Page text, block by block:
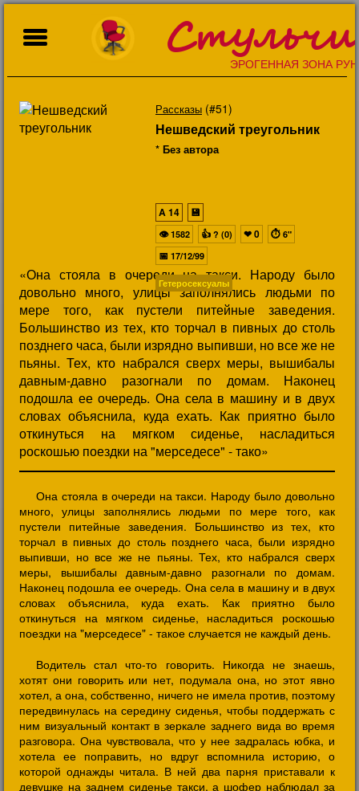
ЭРОГЕННАЯ ЗОНА
Рассказы (#51)
Нешведский треугольник
* Без автора
«Она стояла в очереди на такси. Народу было
довольно много, улицы заполнялись людьми по
мере того, как пустели питейные заведения.
Большинство из тех, кто торчал в пивных до столь
позднего часа, были изрядно выпивши, но все же не
пьяны. Тех, кто набрался сверх меры, вышибалы
давным-давно разогнали по домам. Наконец
подошла ее очередь. Она села в машину и в двух
словах объяснила, куда ехать. Как приятно было
откинуться на мягком сиденье, насладиться
роскошью поездки на "мерседесе" - тако»
A14
💾
👁1582 👍 ? (0) ❤0 ⏱ 6"
📅 17/12/99
Гетеросексуалы
Она стояла в очереди на такси. Народу было довольно
много, улицы заполнялись людьми по мере того, как
пустели питейные заведения. Большинство из тех, кто
торчал в пивных до столь позднего часа, были изрядно
выпивши, но все же не пьяны. Тех, кто набрался сверх
меры, вышибалы давным-давно разогнали по домам.
Наконец подошла ее очередь. Она села в машину и в двух
словах объяснила, куда ехать. Как приятно было
откинуться на мягком сиденье, насладиться роскошью
поездки на "мерседесе" - такое случается не каждый день.
Водитель стал что-то говорить. Никогда не знаешь,
хотят они говорить или нет, подумала она, но этот явно
хотел, а она, собственно, ничего не имела против, поэтому
передвинулась на середину сиденья, чтобы поддержать с
ним визуальный контакт в зеркале заднего вида во время
разговора. Она чувствовала, что у нее задралась юбка, и
хотела ее поправить, но вдруг вспомнила историю, о
которой однажды читала. В ней два парня приставали к
девушке на заднем сиденье такси, а шофер наблюдал за